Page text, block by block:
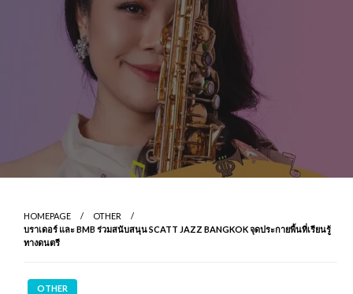
HOMEPAGE
OTHER
บราเดอร์ และ BMB ร่วมสนับสนุน SCATT JAZZ BANGKOK จุดประกายพื้นที่เรียนรู้
ทางดนตรี
OTHER